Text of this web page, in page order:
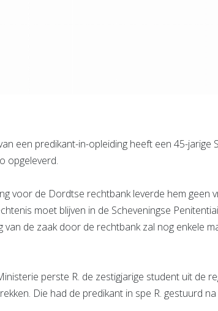
een predikant-in-opleiding heeft een 45-jarige
opgeleverd.
voor de Dordtse rechtbank leverde hem geen
moet blijven in de Scheveningse
van de zaak door de rechtbank zal nog enkele
perste R. de zestigjarige student uit de
Die had de predikant in spe R. gestuurd